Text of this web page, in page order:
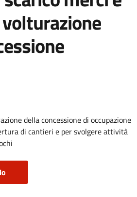
della concessione di occupazione
di cantieri e per svolgere attività